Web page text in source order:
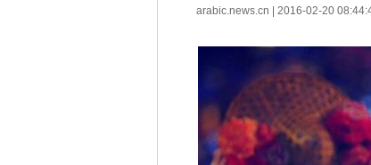
arabic.news.cn 2016-02-20